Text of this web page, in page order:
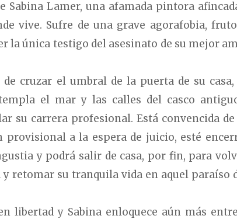
Sabina Lamer, una afamada pintora
vive. Sufre de una grave agorafobia,
la única testigo del asesinato de su mejor
cruzar el umbral de la puerta de su casa,
el mar y las calles del casco
su carrera profesional. Está convencida de
a la espera de juicio, esté
y podrá salir de casa, por fin, para
retomar su tranquila vida en aquel paraíso
libertad y Sabina enloquece aún más